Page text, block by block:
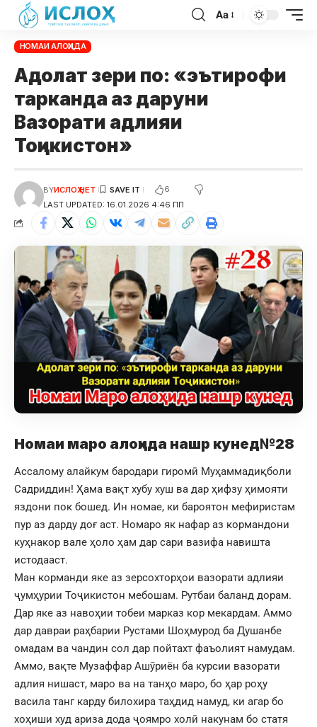
Aa
НОМАИ АЛОҲИДА
Адолат зери по: «эътирофи
тарканда аз даруни
Вазорати адлияи
Тоҷикистон»
LAST UPDATED: 16.01.2026 4:46 ПП
BYИСЛОҲ НЕТ 6
Номаи маро алоҳида нашр кунед№28
Ассалому алайкум бародари гиромӣ Муҳаммадиқболи
Садриддин! Ҳама вақт хубу хуш ва дар ҳифзу ҳимояти
яздони пок бошед. Ин номае, ки бароятон мефиристам
пур аз дарду доғ аст. Номаро як нафар аз кормандони
куҳнакор вале ҳоло ҳам дар сари вазифа навишта
истодааст.
Ман корманди яке аз зерсохторҳои вазорати адлияи
ҷумҳурии Тоҷикистон мебошам. Рутбаи баланд дорам.
Дар яке аз навоҳии тобеи марказ кор мекардам. Аммо
дар давраи раҳбарии Рустами Шоҳмурод ба Душанбе
омадам ва чандин сол дар пойтахт фаъолият намудам.
Аммо, вақте Музаффар Ашӯриён ба курсии вазорати
адлия нишаст, маро ва на танҳо маро, бо ҳар роҳу
васила танг карду билохира таҳдид намуд, ки агар бо
хоҳиши худ ариза дода ҷоямро холӣ накунам бо статя